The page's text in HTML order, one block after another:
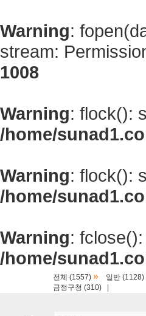
Warning:
stream:
1008
Warning: flock():
/home/
Warning: flock():
/home/
Warning:
/home/
전체 (1557) » 일반 (1128)
금정구청 (310)